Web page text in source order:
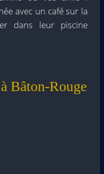
avec un café sur la
dans leur piscine
Bâton-Rouge